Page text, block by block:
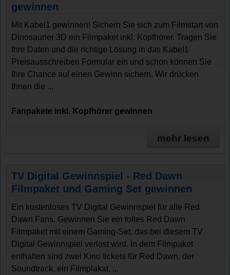
gewinnen
Mit Kabel1 gewinnen! Sichern Sie sich zum Filmstart von
Dinosaurier 3D ein Filmpaket inkl. Kopfhörer. Tragen Sie
Ihre Daten und die richtige Lösung in das Kabel1
Preisausschreiben Formular ein und schon können Sie
Ihre Chance auf einen Gewinn sichern. Wir drücken
Ihnen die ...
Fanpakete inkl. Kopfhörer gewinnen
mehr lesen
TV Digital Gewinnspiel - Red Dawn
Filmpaket und Gaming Set gewinnen
Ein kostenloses TV Digital Gewinnspiel für alle Red
Dawn Fans. Gewinnen Sie ein tolles Red Dawn
Filmpaket mit einem Gaming-Set, das bei diesem TV
Digital Gewinnspiel verlost wird. In dem Filmpaket
enthalten sind zwei Kino tickets für Red Dawn, der
Soundtrack, ein Filmplakat, ...